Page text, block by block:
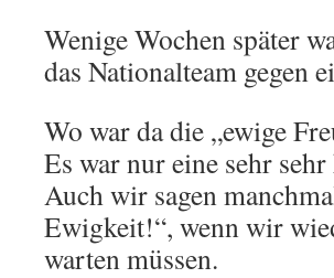
Wenige Wochen später
das Nationalteam gegen
Wo war da die „ewige
Es war nur eine sehr
Auch wir sagen
Ewigkeit!“, wenn wir
warten müssen.